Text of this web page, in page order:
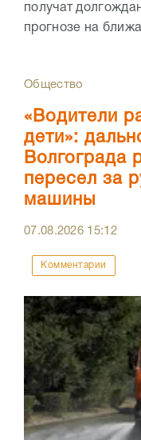
получат
прогнозе на
Общество
«Водители
дети»:
Волгограда
пересел за
машины
07.08.2026 15:12
Комментарии